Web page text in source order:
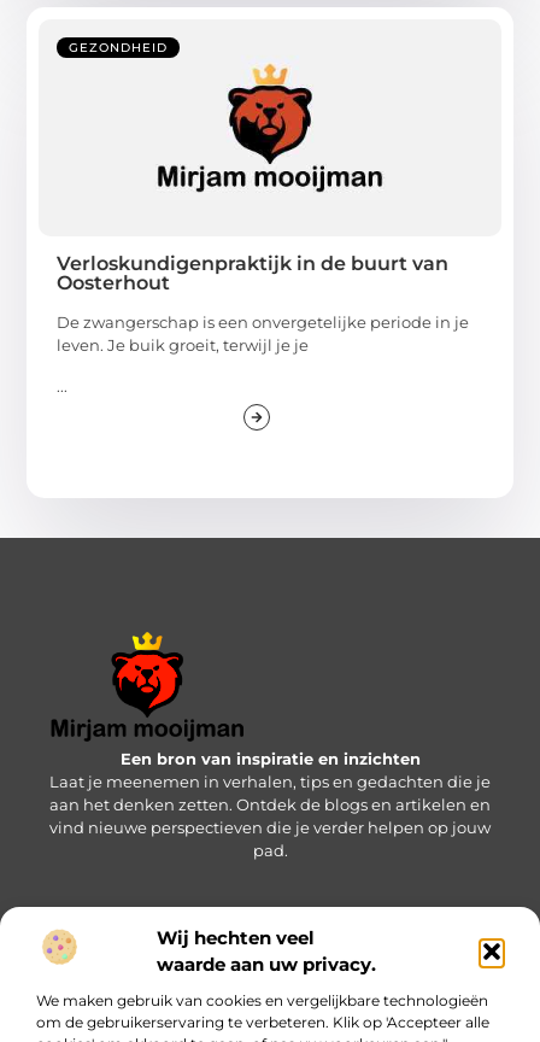
Wij hechten veel
waarde aan uw privacy.
We maken gebruik van cookies en vergelijkbare technologieën
om de gebruikerservaring te verbeteren. Klik op 'Accepteer alle
GEZONDHEID
Verloskundigenpraktijk in de buurt van
Oosterhout
De zwangerschap is een onvergetelijke periode in je
leven. Je buik groeit, terwijl je je
...
Een bron van inspiratie en inzichten
Laat je meenemen in verhalen, tips en gedachten die je
aan het denken zetten. Ontdek de blogs en artikelen en
vind nieuwe perspectieven die je verder helpen op jouw
pad.
Bericht categorie